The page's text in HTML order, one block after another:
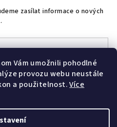
Vám umožnili pohodlné
provozu webu neustále
a použitelnost.Více
zasílat informace o nových
podmínkami ochrany osobních